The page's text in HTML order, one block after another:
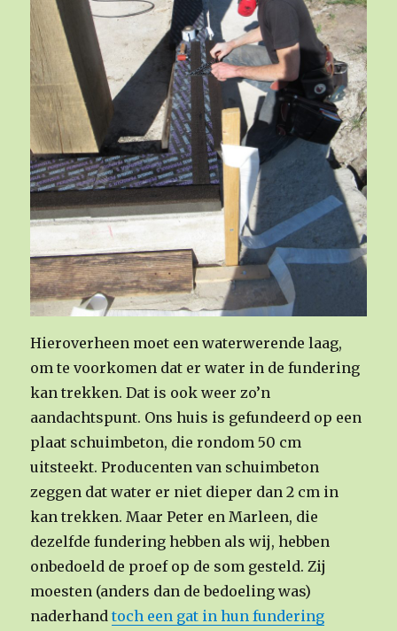
Hieroverheen moet een waterwerende laag,
om te voorkomen dat er water in de fundering
kan trekken. Dat is ook weer zo’n
aandachtspunt. Ons huis is gefundeerd op een
plaat schuimbeton, die rondom 50 cm
uitsteekt. Producenten van schuimbeton
zeggen dat water er niet dieper dan 2 cm in
kan trekken. Maar Peter en Marleen, die
dezelfde fundering hebben als wij, hebben
onbedoeld de proef op de som gesteld. Zij
moesten (anders dan de bedoeling was)
naderhandtoch een gat in hun fundering